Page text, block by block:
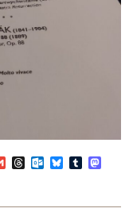
GmailThreadsOutlook.com
BlueskyTumblr